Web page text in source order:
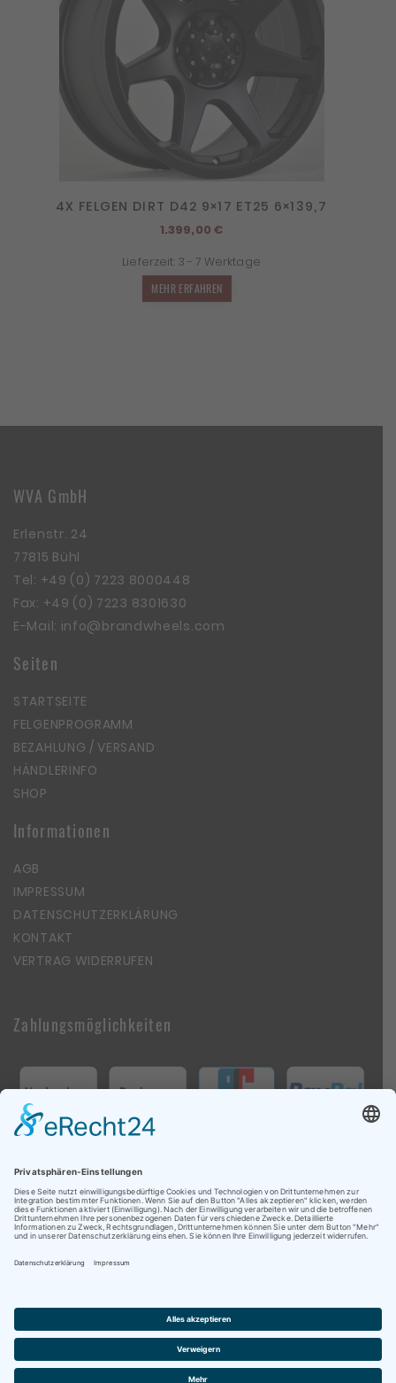
4X FELGEN DIRT D42 9×17 ET25 6×139,7
1.399,00€
Lieferzeit: 3 - 7 Werktage
MEHR ERFAHREN
WVA GmbH
Erlenstr. 24
77815 Bühl
Tel: +49 (0) 7223 8000448
Fax: +49 (0) 7223 8301630
E-Mail: info@brandwheels.com
Seiten
STARTSEITE
FELGENPROGRAMM
BEZAHLUNG / VERSAND
HÄNDLERINFO
SHOP
Informationen
AGB
IMPRESSUM
DATENSCHUTZERKLÄRUNG
KONTAKT
VERTRAG WIDERRUFEN
Zahlungsmöglichkeiten